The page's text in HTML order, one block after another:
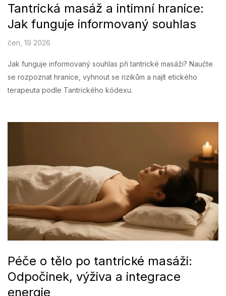
Tantrická masáž a intimní hranice:
Jak funguje informovaný souhlas
čen, 19 2026
Jak funguje informovaný souhlas při tantrické masáži? Naučte
se rozpoznat hranice, vyhnout se rizikům a najít etického
terapeuta podle Tantrického kódexu.
Péče o tělo po tantrické masáži:
Odpočinek, výživa a integrace
energie